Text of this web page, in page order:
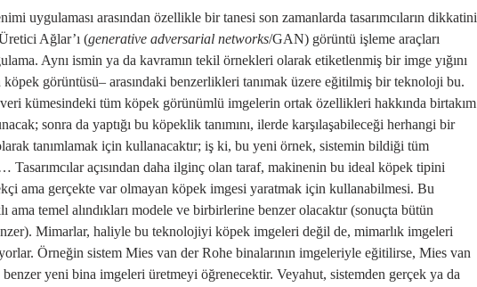
uygulaması arasından özellikle bir tanesi son zamanlarda tasarımcıların dikkatini
Ağlar’ı (generative adversarial networks/GAN) görüntü işleme araçları
Aynı ismin ya da kavramın tekil örnekleri olarak etiketlenmiş bir imge yığını
görüntüsü– arasındaki benzerlikleri tanımak üzere eğitilmiş bir teknoloji bu.
kümesindeki tüm köpek görünümlü imgelerin ortak özellikleri hakkında birtakım
sonra da yaptığı bu köpeklik tanımını, ilerde karşılaşabileceği herhangi bir
tanımlamak için kullanacaktır; iş ki, bu yeni örnek, sistemin bildiği tüm
Tasarımcılar açısından daha ilginç olan taraf, makinenin bu ideal köpek tipini
ama gerçekte var olmayan köpek imgesi yaratmak için kullanabilmesi. Bu
ama temel alındıkları modele ve birbirlerine benzer olacaktır (sonuçta bütün
Mimarlar, haliyle bu teknolojiyi köpek imgeleri değil de, mimarlık imgeleri
Örneğin sistem Mies van der Rohe binalarının imgeleriyle eğitilirse, Mies van
benzer yeni bina imgeleri üretmeyi öğrenecektir. Veyahut, sistemden gerçek ya da